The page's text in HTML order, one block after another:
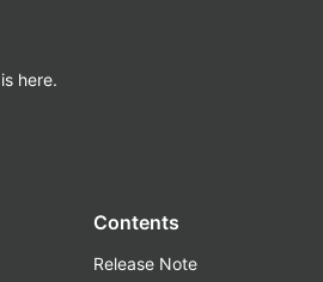
here.
Contents
Release Note